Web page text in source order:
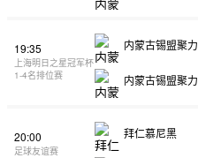
19:35
上海明日之星冠军杯
1-4名排位赛
内蒙古锡盟聚力
内蒙古锡盟聚力
20:00
足球友谊赛
拜仁慕尼黑